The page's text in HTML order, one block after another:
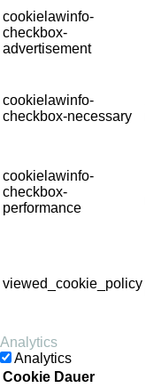
cookielawinfo-
checkbox-
advertisement
cookielawinfo-
checkbox-necessary
cookielawinfo-
checkbox-
performance
viewed_cookie_policy
Analytics
Analytics
Cookie Dauer